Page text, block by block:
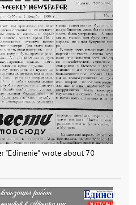
"Edinenie" wrote about 70